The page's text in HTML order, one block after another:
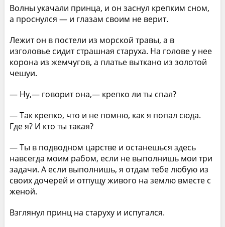
Волны укачали принца, и он заснул крепким сном,
а проснулся — и глазам своим не верит.
Лежит он в постели из морской травы, а в
изголовье сидит страшная старуха. На голове у нее
корона из жемчугов, а платье выткано из золотой
чешуи.
— Ну,— говорит она,— крепко ли ты спал?
— Так крепко, что и не помню, как я попал сюда.
Где я? И кто ты такая?
— Ты в подводном царстве и останешься здесь
навсегда моим рабом, если не выполнишь мои три
задачи. А если выполнишь, я отдам тебе любую из
своих дочерей и отпущу живого на землю вместе с
женой.
Взглянул принц на старуху и испугался.